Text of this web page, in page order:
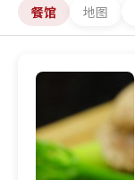
餐馆 地图